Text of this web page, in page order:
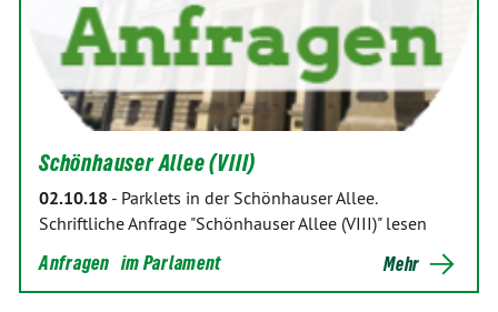
Schönhauser Allee (VIII)
02.10.18 - Parklets in der Schönhauser Allee.
Schriftliche Anfrage "Schönhauser Allee (VIII)" lesen
Anfragen im Parlament Mehr